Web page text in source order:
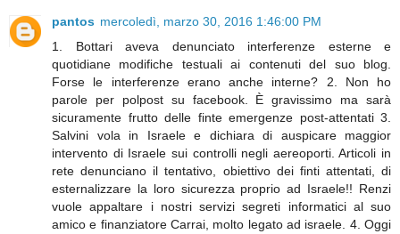
pantos mercoledì, marzo 30, 2016 1:46:00 PM
1. Bottari aveva denunciato interferenze esterne e
quotidiane modifiche testuali ai contenuti del suo blog.
Forse le interferenze erano anche interne? 2. Non ho
parole per polpost su facebook. È gravissimo ma sarà
sicuramente frutto delle finte emergenze post-attentati 3.
Salvini vola in Israele e dichiara di auspicare maggior
intervento di Israele sui controlli negli aereoporti. Articoli in
rete denunciano il tentativo, obiettivo dei finti attentati, di
esternalizzare la loro sicurezza proprio ad Israele!! Renzi
vuole appaltare i nostri servizi segreti informatici al suo
amico e finanziatore Carrai, molto legato ad israele. 4. Oggi